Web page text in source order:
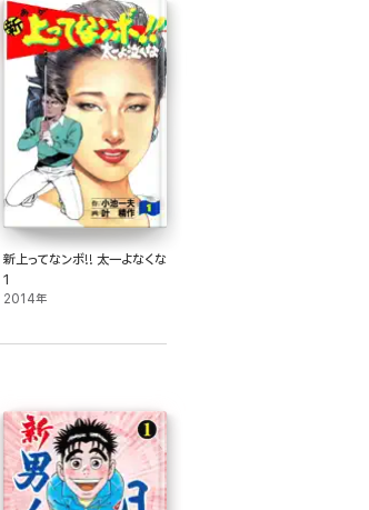
新上ってなンボ!! 太一よなくな
1
2014年